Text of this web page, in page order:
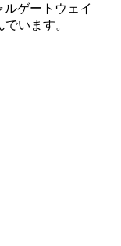
ゲートウェイ
います。